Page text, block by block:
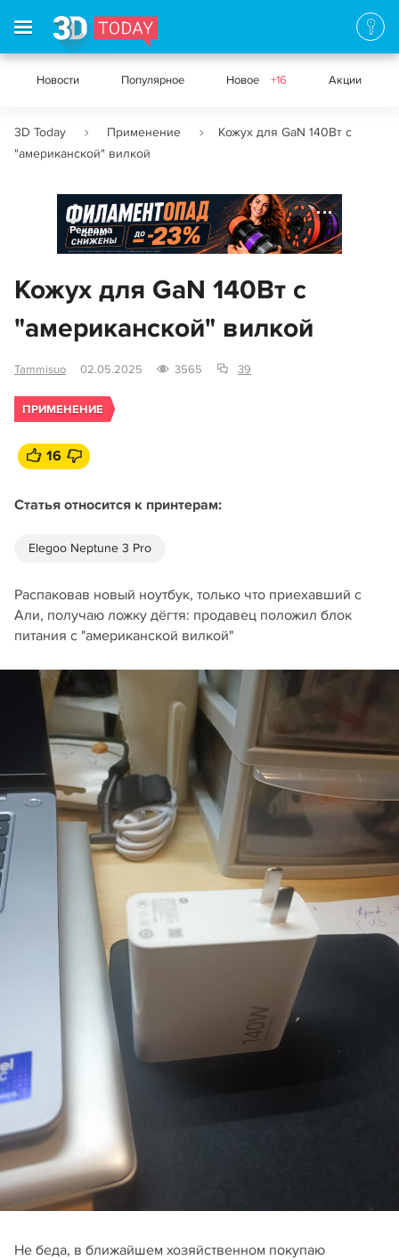
Новости Популярное Новое +16 Акции
3D Today Применение
Кожух для GaN 140Вт с
"американской" вилкой
Реклама
Кожух для GaN 140Вт с
"американской" вилкой
Tammisuo 02.05.2025 3565 39
ПРИМЕНЕНИЕ
16
Статья относится к принтерам:
Elegoo Neptune 3 Pro
Распаковав новый ноутбук, только что приехавший с
Али, получаю ложку дёгтя: продавец положил блок
питания с "американской вилкой"
Не беда, в ближайшем хозяйственном покупаю